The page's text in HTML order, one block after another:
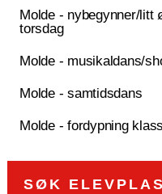
Molde - nybegynner/litt
torsdag
Molde - musikaldans/
Molde - samtidsdans
Molde - fordypning
SØK